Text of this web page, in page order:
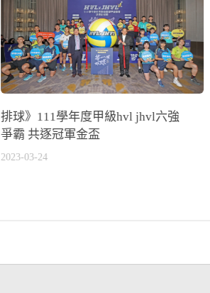
排球》111學年度甲級hvl jhvl六強
爭霸 共逐冠軍金盃
2023-03-24